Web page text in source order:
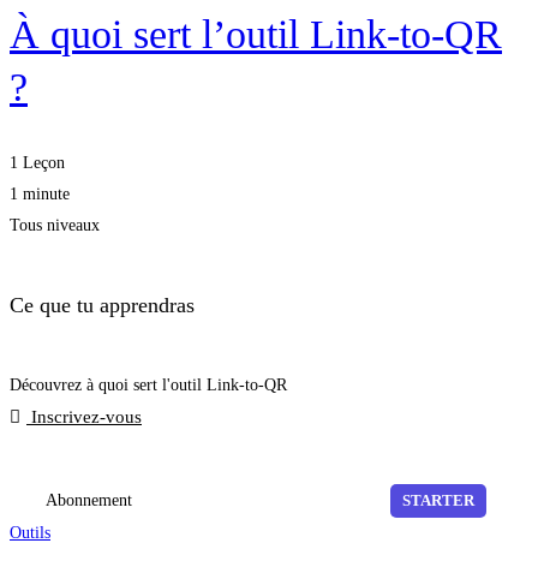
À quoi sert l’outil Link-to-QR
?
1 Leçon
1 minute
Tous niveaux
Ce que tu apprendras
Découvrez à quoi sert l'outil Link-to-QR
Inscrivez-vous
Abonnement
STARTER
Outils